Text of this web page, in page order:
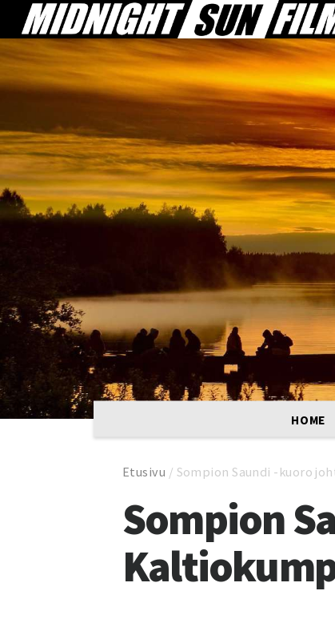
HOME
Etusivu / Sompion Saundi -kuoro
Sompion